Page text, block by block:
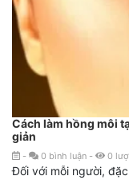
Cách làm hồng môi
giản
- 0 bình luận - 0
Đối với mỗi người,